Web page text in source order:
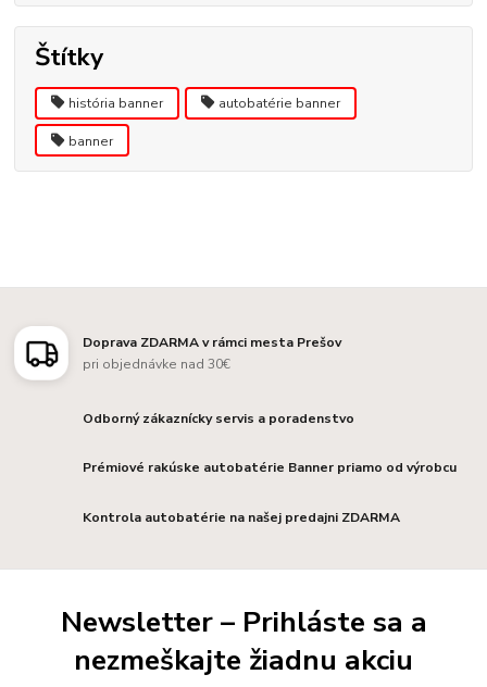
Štítky
história banner autobatérie banner
banner
Doprava ZDARMA v rámci mesta Prešov
pri objednávke nad 30€
Odborný zákaznícky servis a poradenstvo
Prémiové rakúske autobatérie Banner priamo od výrobcu
Kontrola autobatérie na našej predajni ZDARMA
Newsletter – Prihláste sa a
nezmeškajte žiadnu akciu